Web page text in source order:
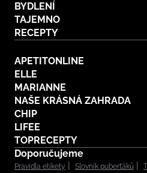
BYDLENÍ
TAJEMNO
RECEPTY
APETITONLINE
ELLE
MARIANNE
NAŠE KRÁSNÁ ZAHRADA
CHIP
LIFEE
TOPRECEPTY
Doporučujeme
Pravidla etikety Slovník puberťáků